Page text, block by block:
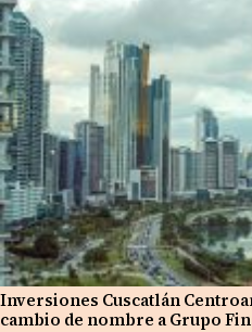
Inversiones Cuscatlán
cambio de nombre a Grupo